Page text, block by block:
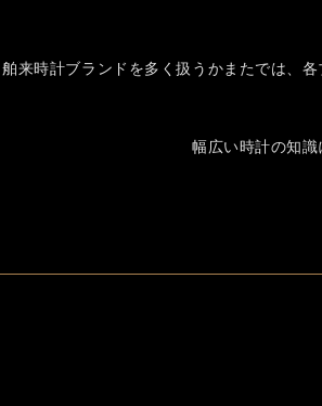
舶来時計ブランドを多く扱うかまたでは、
幅広い時計の知